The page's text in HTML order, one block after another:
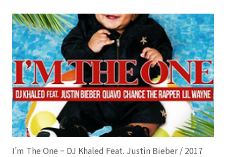
산 4위. 미국 래퍼 영 써그(Young Thug)가 참여했고 프랭크 듀크스
(Frank Dukes)가 프로듀서를 맡았다. 곡 작업에는 카밀라 외에 퍼렐 윌
리암스(Pharrell Williams) 등 많은 뮤지션들이 참여했다. 퍼렐과의 작업
에 대해 카밀라는 라디오디즈니와의 인터뷰에서 “정말 가장 착한 사람
이예요. ..
I’m The One – DJ Khaled Feat. Justin Bieber / 2017